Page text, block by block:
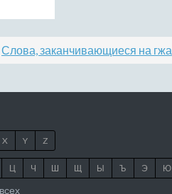
Слова, заканчивающиеся на гжа
X Y Z
Ц Ч Ш Щ Ы Ъ Э Ю